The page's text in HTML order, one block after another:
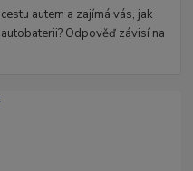
autem a zajímá vás, jak
Odpověď závisí na